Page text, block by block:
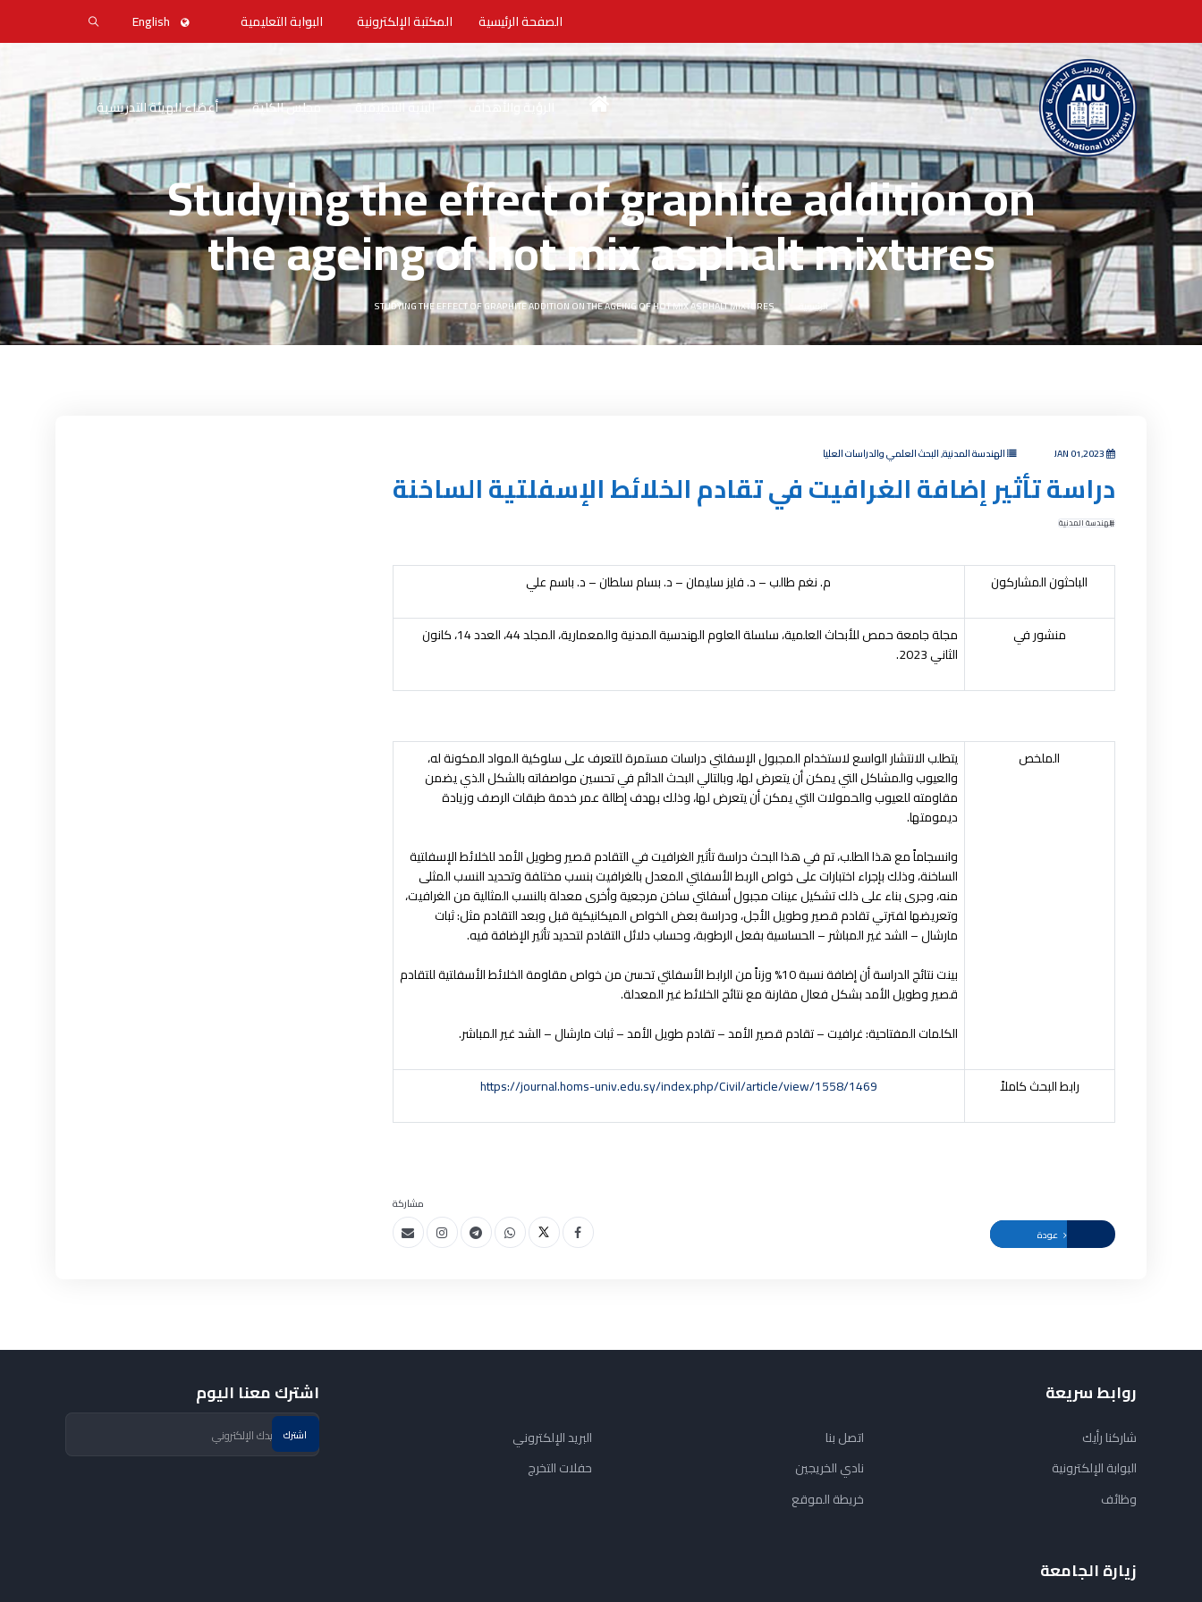
الصفحة الرئيسية المكتبة الإلكترونية البوابة التعليمية English
الرؤية والأهداف البنية التنظيمية مجلس الكلية أعضاء الهيئة التدريسية
Studying the effect of graphite addition on
the ageing of hot mix asphalt mixtures
الرئيسية STUDYING THE EFFECT OF GRAPHITE ADDITION ON THE AGEING OF HOT MIX ASPHALT MIXTURES
الهندسة المدنية, البحث العلمي والدراسات العليا
دراسة تأثير إضافة الغرافيت في تقادم الخلائط الإسفلتية الساخنة
الهندسة المدنية
الباحثون المشاركون م. نغم طالب – د. فايز سليمان – د. بسام سلطان – د. باسم علي
منشور في مجلة جامعة حمص للأبحاث العلمية، سلسلة العلوم الهندسية المدنية والمعمارية
، المجلد 44، العدد 14، كانون
الثاني 2023.
الملخص يتطلب الانتشار الواسع لاستخدام المجبول الإسفلتي دراسات مستمرة للتعرف على سلوكية المواد المكونة له،
والعيوب والمشاكل التي يمكن أن يتعرض لها، وبالتالي البحث الدائم في تحسين مواصفاته بالشكل الذي يضمن
مقاومته للعيوب والحمولات التي يمكن أن يتعرض لها، وذلك بهدف إطالة عمر خدمة طبقات الرصف وزيادة
ديمومتها.
وانسجاماً مع هذا الطلب، تم في هذا البحث دراسة تأثير الغرافيت في التقادم قصير وطويل الأمد للخلائط الإسفلتية
الساخنة، وذلك بإجراء اختبارات على خواص الربط الأسفلتي المعدل بالغرافيت بنسب مختلفة وتحديد النسب المثلى
منه، وجرى بناء على ذلك تشكيل عينات مجبول أسفلتي ساخن مرجعية وأخرى معدلة بالنسب المثالية من الغرافيت،
وتعريضها لفترتي تقادم قصير وطويل الأجل، ودراسة بعض الخواص الميكانيكية قبل وبعد التقادم مثل: ثبات
مارشال – الشد غير المباشر – الحساسية بفعل الرطوبة، وحساب دلائل التقادم لتحديد تأثير الإضافة فيه.
بينت نتائج الدراسة أن إضافة نسبة 10% وزناً من الرابط الأسفلتي تحسن من خواص مقاومة الخلائط الأسفلتية للتقادم
قصير وطويل الأمد بشكل فعال مقارنة مع نتائج الخلائط غير المعدلة.
الكلماتالمفتاحية:غرافيت – تقادم قصير الأمد – تقادم طويل الأمد – ثبات مارشال – الشد غير المباشر.
رابط البحث كاملاً https://journal.homs-univ.edu.sy/index.php/Civil/article/view/1558/1469
عودة
مشاركة
روابط سريعة
شاركنا رأيك
البوابة الإلكترونية
وظائف
اتصل بنا
نادي الخريجين
خريطة الموقع
البريد الإلكتروني
حفلات التخرج
زيارة الجامعة
اشترك معنا اليوم